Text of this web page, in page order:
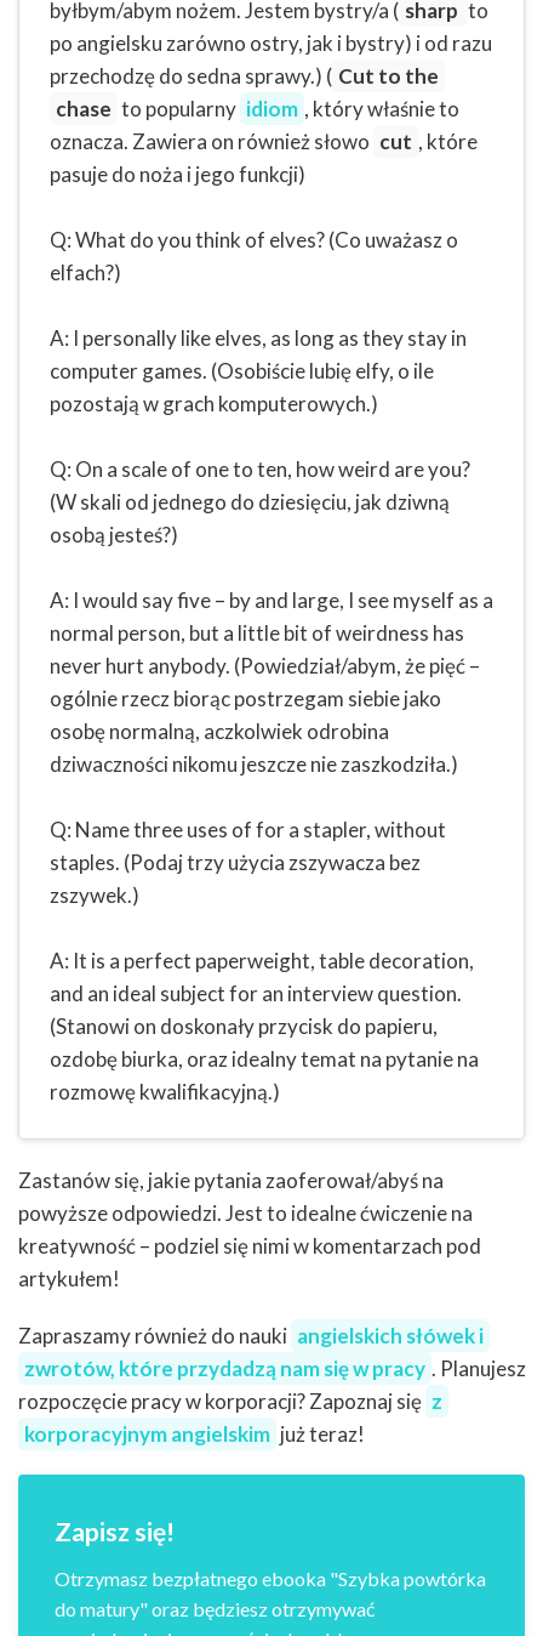
byłbym/abym nożem. Jestem bystry/a ( sharp to
po angielsku zarówno ostry, jak i bystry) i od razu
przechodzę do sedna sprawy.) ( Cut to the
chase to popularny idiom , który właśnie to
oznacza. Zawiera on również słowo cut , które
pasuje do noża i jego funkcji)
Q: What do you think of elves? (Co uważasz o
elfach?)
A: I personally like elves, as long as they stay in
computer games. (Osobiście lubię elfy, o ile
pozostają w grach komputerowych.)
Q: On a scale of one to ten, how weird are you?
(W skali od jednego do dziesięciu, jak dziwną
osobą jesteś?)
A: I would say five – by and large, I see myself as a
normal person, but a little bit of weirdness has
never hurt anybody. (Powiedział/abym, że pięć –
ogólnie rzecz biorąc postrzegam siebie jako
osobę normalną, aczkolwiek odrobina
dziwaczności nikomu jeszcze nie zaszkodziła.)
Q: Name three uses of for a stapler, without
staples. (Podaj trzy użycia zszywacza bez
zszywek.)
A: It is a perfect paperweight, table decoration,
and an ideal subject for an interview question.
(Stanowi on doskonały przycisk do papieru,
ozdobę biurka, oraz idealny temat na pytanie na
rozmowę kwalifikacyjną.)
Zastanów się, jakie pytania zaoferował/abyś na
powyższe odpowiedzi. Jest to idealne ćwiczenie na
kreatywność – podziel się nimi w komentarzach pod
artykułem!
Zapraszamy również do nauki angielskich słówek i
zwrotów, które przydadzą nam się w pracy . Planujesz
rozpoczęcie pracy w korporacji? Zapoznaj się z
korporacyjnym angielskim już teraz!
Zapisz się!
Otrzymasz bezpłatnego ebooka "Szybka powtórka
do matury" oraz będziesz otrzymywać